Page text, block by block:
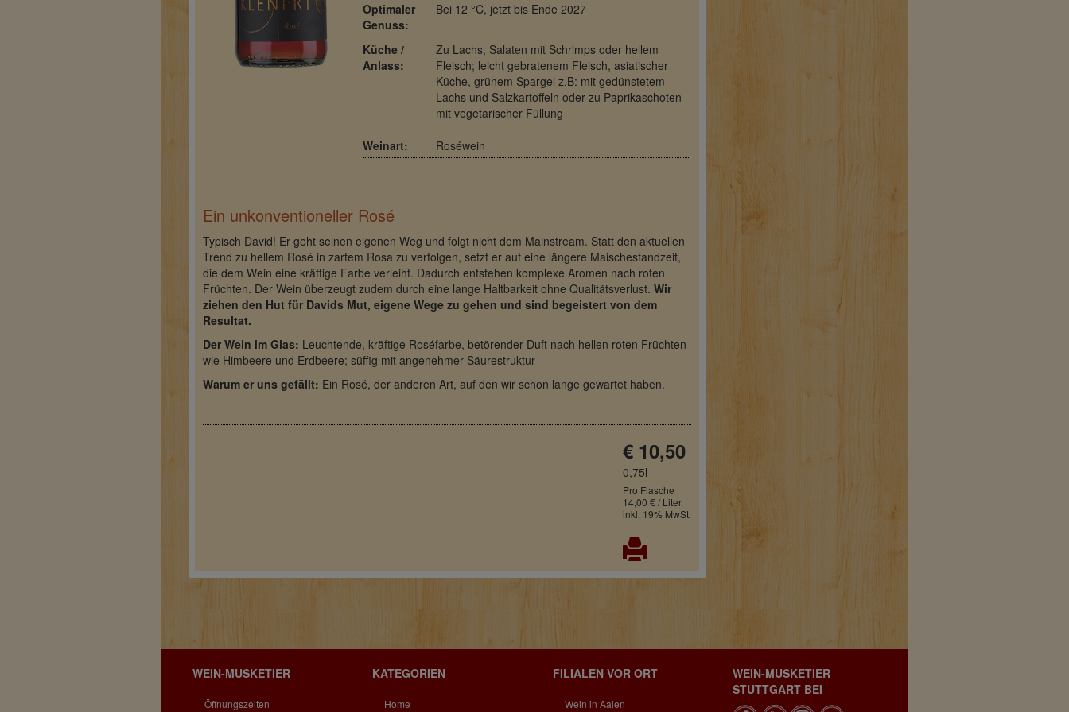
Optimaler
Genuss:
Bei 12 °C, jetzt bis Ende 2027
Küche /
Anlass:
Zu Lachs, Salaten mit Schrimps oder hellem
Fleisch; leicht gebratenem Fleisch, asiatischer
Küche, grünem Spargel z.B: mit gedünstetem
Lachs und Salzkartoffeln oderzu Paprikaschoten
mit vegetarischer Füllung
Weinart: Roséwein
Ein unkonventioneller Rosé
Typisch David! Er geht seinen eigenen Weg und folgt nicht dem Mainstream. Statt den aktuellen
Trend zu hellem Rosé in zartem Rosa zu verfolgen, setzt er auf eine längere Maischestandzeit,
die dem Wein eine kräftige Farbe verleiht. Dadurch entstehen komplexe Aromen nach roten
Früchten. Der Wein überzeugt zudem durch eine lange Haltbarkeit ohne Qualitätsverlust. Wir
ziehen den Hut für Davids Mut, eigene Wege zu gehen und sind begeistert von dem
Resultat.
Der Wein im Glas: Leuchtende, kräftige Roséfarbe, betörender Duft nach hellen roten Früchten
wie Himbeere und Erdbeere; süffig mit angenehmer Säurestruktur
Warum er uns gefällt: Ein Rosé, der anderen Art, auf den wir schon lange gewartet haben.
€ 10,50
0,75l
Pro Flasche
14,00 € / Liter
inkl. 19% MwSt.
WEIN-MUSKETIER
Öffnungszeiten
KATEGORIEN
Home
FILIALEN VOR ORT
Wein in Aalen
WEIN-MUSKETIER
STUTTGART BEI